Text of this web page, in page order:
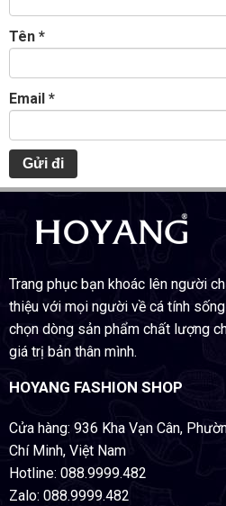
Tên *
Email *
Trang phục bạn khoác lên người
thiệu với mọi người về cá tính
chọn dòng sản phẩm chất lượng
giá trị bản thân mình.
HOYANG FASHION SHOP
Cửa hàng: 936 Kha Vạn Cân,
Chí Minh, Việt Nam
Hotline: 088.9999.482
Zalo: 088.9999.482